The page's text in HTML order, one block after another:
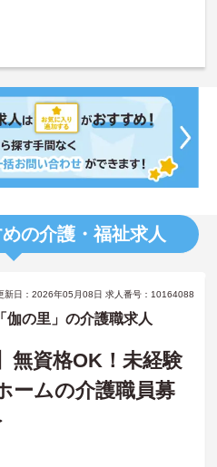
の介護・福祉求人
新日：2026年05月08日 求人番号：10164088
伽の里」の介護職求人
無資格OK！未経験
ームの介護職員募